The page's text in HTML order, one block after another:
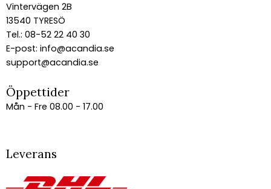
Vintervägen 2B
13540 TYRESÖ
Tel.: 08-52 22 40 30
E-post: info@acandia.se
support@acandia.se
Öppettider
Mån - Fre 08.00 - 17.00
Leverans